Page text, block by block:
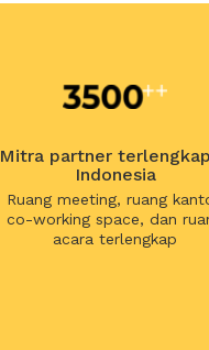
Mitra partner
Indonesia
Ruang meeting, ruang
co-working space, dan
acara terlengkap